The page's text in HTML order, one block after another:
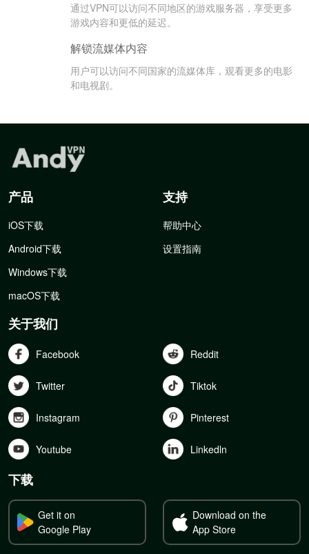
通过VPN可以访问不同地区的游戏服务器，享受更多
游戏内容和更低的延迟。
解锁流媒体内容
用户可以访问不同国家的流媒体库，观看更多的电影
和电视剧。
产品
iOS下载
Android下载
Windows下载
macOS下载
支持
帮助中心
设置指南
关于我们
Facebook Reddit
Twitter Tiktok
Instagram Pinterest
Youtube Linkedln
下载
Get it on
Google Play
Download on the
App Store